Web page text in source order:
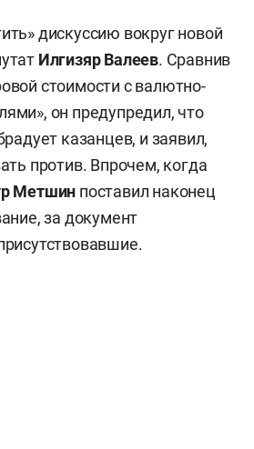
дискуссию вокруг новой
Илгизяр Валеев. Сравнив
стоимости с валютно-
он предупредил, что
казанцев, и заявил,
против. Впрочем, когда
Метшин поставил наконец
за документ